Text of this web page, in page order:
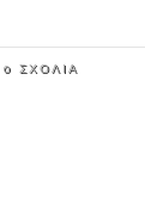
0 ΣΧΌΛΙΑ